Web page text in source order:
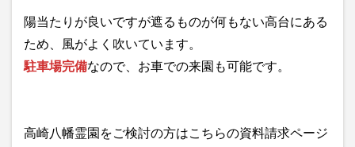
陽当たりが良いですが遮るものが何もない高台にある
ため、風がよく吹いています。
駐車場完備なので、お車での来園も可能です。
高崎八幡霊園をご検討の方はこちらの資料請求ページ